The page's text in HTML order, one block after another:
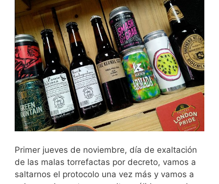
Primer jueves de noviembre, día de exaltación
de las malas torrefactas por decreto, vamos a
saltarnos el protocolo una vez más y vamos a